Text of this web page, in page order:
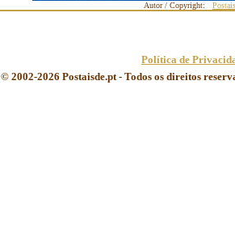
Autor / Copyright:
Política de
© 2002-2026 Postaisde.pt - Todos os direitos